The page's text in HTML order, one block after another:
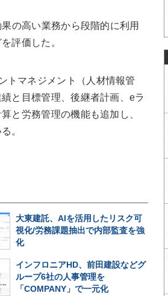
の高い業務から段階的に利用
評価した。
マネジメント（人材情報管
と目標管理、後継者計画、eラ
と労務管理の機能も追加し、
。
大東建託、AIを活用したリスク可
視化/労務課題抽出で内部監査を強
化
インフロニアHD、前田建設などグ
ループ6社の人事管理を
「COMPANY」で一元化